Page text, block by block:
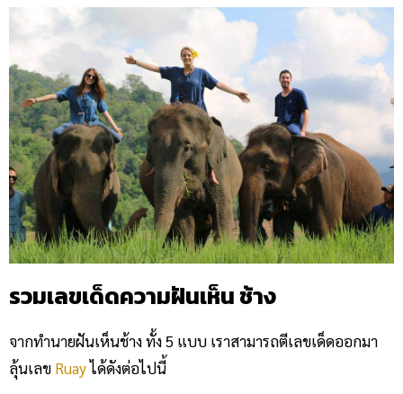
รวมเลขเด็ดความฝันเห็น ช้าง
จากทำนายฝันเห็นช้าง ทั้ง 5 แบบ เราสามารถตีเลขเด็ดออกมา
ลุ้นเลข Ruayได้ดังต่อไปนี้